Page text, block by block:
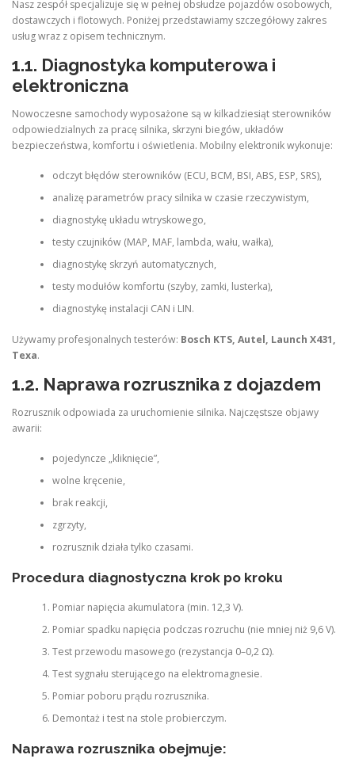
Nasz zespół specjalizuje się w pełnej obsłudze pojazdów osobowych,
dostawczych i flotowych. Poniżej przedstawiamy szczegółowy zakres
usług wraz z opisem technicznym.
1.1. Diagnostyka komputerowa i
elektroniczna
Nowoczesne samochody wyposażone są w kilkadziesiąt sterowników
odpowiedzialnych za pracę silnika, skrzyni biegów, układów
bezpieczeństwa, komfortu i oświetlenia. Mobilny elektronik wykonuje:
odczyt błędów sterowników (ECU, BCM, BSI, ABS, ESP, SRS),
analizę parametrów pracy silnika w czasie rzeczywistym,
diagnostykę układu wtryskowego,
testy czujników (MAP, MAF, lambda, wału, wałka),
diagnostykę skrzyń automatycznych,
testy modułów komfortu (szyby, zamki, lusterka),
diagnostykę instalacji CAN i LIN.
Używamy profesjonalnych testerów: Bosch KTS, Autel, Launch X431,
Texa.
1.2. Naprawa rozrusznika z dojazdem
Rozrusznik odpowiada za uruchomienie silnika. Najczęstsze objawy
awarii:
pojedyncze „kliknięcie”,
wolne kręcenie,
brak reakcji,
zgrzyty,
rozrusznik działa tylko czasami.
Procedura diagnostyczna krok po kroku
Pomiar napięcia akumulatora (min. 12,3 V).
Pomiar spadku napięcia podczas rozruchu (nie mniej niż 9,6 V).
Test przewodu masowego (rezystancja 0–0,2 Ω).
Test sygnału sterującego na elektromagnesie.
Pomiar poboru prądu rozrusznika.
Demontaż i test na stole probierczym.
Naprawa rozrusznika obejmuje: